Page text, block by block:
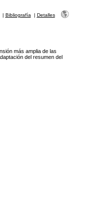
| Bibliografía | Detalles
más amplia de las
del resumen del